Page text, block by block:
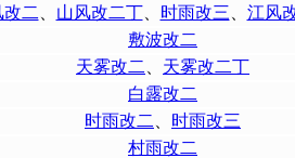
改二
山风改二丁、 时雨改三 江风
敷波改二
天雾改二
天雾改二丁
白露改二
时雨改二
时雨改三
村雨改二